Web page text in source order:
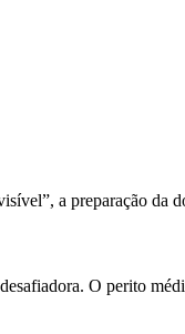
a preparação da
O perito